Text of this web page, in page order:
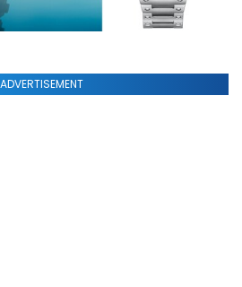
ADVERTISEMENT